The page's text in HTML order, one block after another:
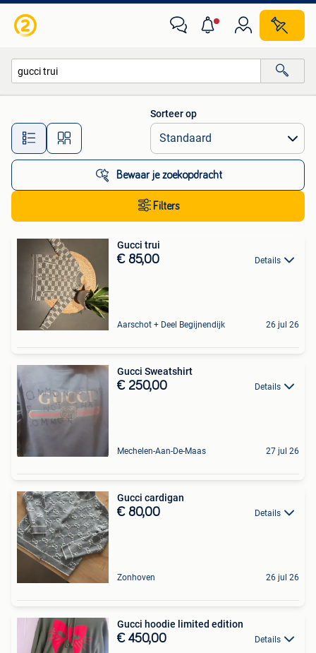
Alle afstanden…
Sorteer op
Bewaar je zoekopdracht
Filters
Gucci trui
€ 85,00 Details
Aarschot + Deel Begijnendijk 26 jul 26
Gucci Sweatshirt
€ 250,00 Details
Mechelen-Aan-De-Maas 27 jul 26
Gucci cardigan
€ 80,00 Details
Zonhoven 26 jul 26
Gucci hoodie limited edition
€ 450,00 Details